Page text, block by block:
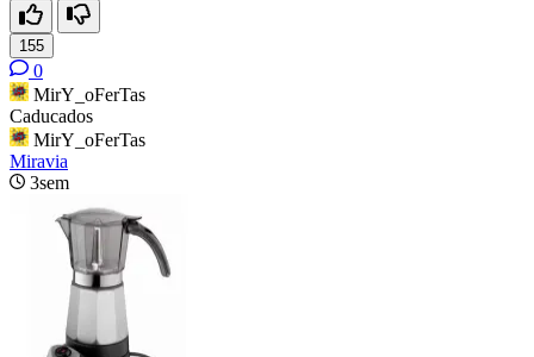
155
0
MirY_oFerTas
Caducados
MirY_oFerTas
Miravia
3sem